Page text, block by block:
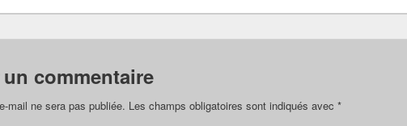
commentaire
mail ne sera pas publiée. Les champs obligatoires sont indiqués avec *